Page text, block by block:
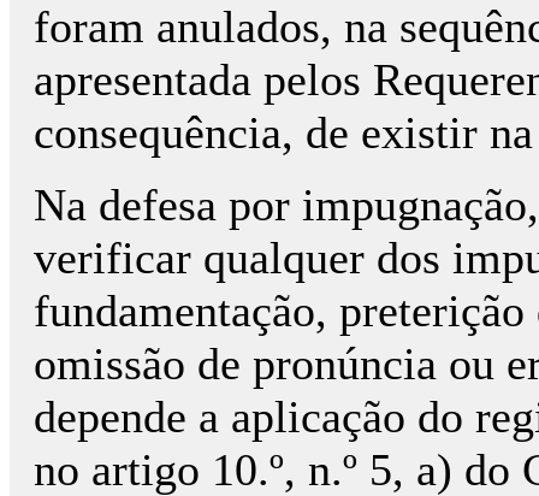
foram anulados, na
apresentada pelos
consequência, de existir
Na defesa por
verificar qualquer dos
fundamentação,
omissão de pronúncia ou
depende a aplicação do
no artigo 10.º, n.º 5, a) do